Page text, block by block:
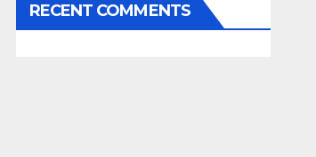
RECENT COMMENTS